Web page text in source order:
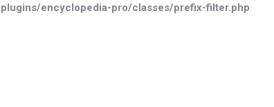
encyclopedia-pro/classes/prefix-filter.php